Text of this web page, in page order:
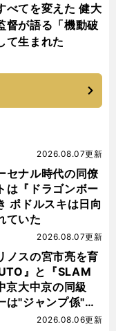
べてを変えた 健大
督が語る「機動破
て生まれた
セナル時代の同僚
は『ドラゴンボー
ポドルスキは日向
ていた
2026.08.07更新
ノスの宮市亮を育
』と『SLAM
大中京の同級
は"ジャンプ係"だ
2026.08.07更新
2026.08.06更新